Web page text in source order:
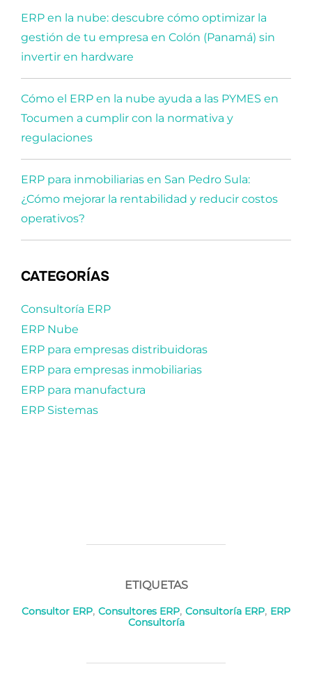
ERP en la nube: descubre cómo optimizar la
gestión de tu empresa en Colón (Panamá) sin
invertir en hardware
Cómo el ERP en la nube ayuda a las PYMES en
Tocumen a cumplir con la normativa y
regulaciones
ERP para inmobiliarias en San Pedro Sula:
¿Cómo mejorar la rentabilidad y reducir costos
operativos?
CATEGORÍAS
Consultoría ERP
ERP Nube
ERP para empresas distribuidoras
ERP para empresas inmobiliarias
ERP para manufactura
ERP Sistemas
ETIQUETAS
Consultor ERP, Consultores ERP, Consultoría ERP, ERP
Consultoría